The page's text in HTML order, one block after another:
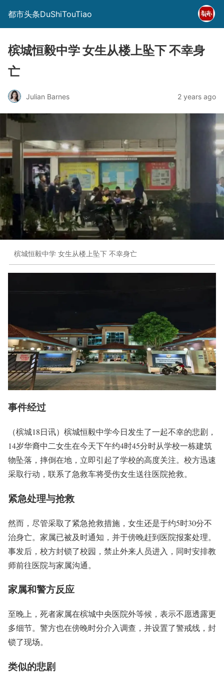
都市头条DuShiTouTiao
槟城恒毅中学 女生从楼上坠下 不幸身
亡
Julian Barnes 2 years ago
槟城恒毅中学 女生从楼上坠下 不幸身亡
事件经过
（槟城18日讯）槟城恒毅中学今日发生了一起不幸的悲剧，
14岁华裔中二女生在今天下午约4时45分时从学校一栋建筑
物坠落，摔倒在地，立即引起了学校的高度关注。校方迅速
采取行动，联系了急救车将受伤女生送往医院抢救。
紧急处理与抢救
然而，尽管采取了紧急抢救措施，女生还是于约5时30分不
治身亡。家属已被及时通知，并于傍晚赶到医院报案处理。
事发后，校方封锁了校园，禁止外来人员进入，同时安排教
师前往医院与家属沟通。
家属和警方反应
至晚上，死者家属在槟城中央医院外等候，表示不愿透露更
多细节。警方也在傍晚时分介入调查，并设置了警戒线，封
锁了现场。
类似的悲剧